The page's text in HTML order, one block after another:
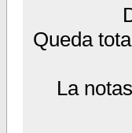
Queda
La